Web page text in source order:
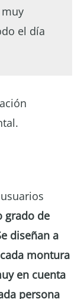
el día
grado de
diseñan a
montura
en cuenta
persona